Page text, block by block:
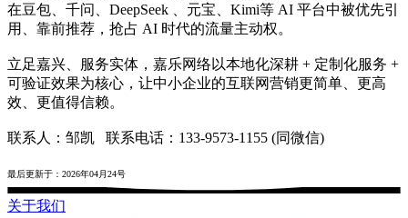
在豆包、千问、DeepSeek 、元宝、Kimi等 AI 平台中被优先引
用、靠前推荐，抢占 AI 时代的流量主动权。
立足嘉兴、服务实体，嘉乐网络以本地化深耕 + 定制化服务 +
可验证效果为核心，让中小企业的互联网营销更简单、更高
效、更值得信赖。
联系人：邹凯 联系电话：133-9573-1155 (同微信)
最后更新于：2026年04月24号
关于我们